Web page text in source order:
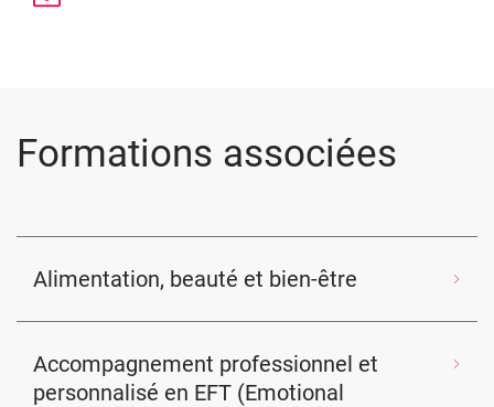
Formations associées
Alimentation, beauté et bien-être
Accompagnement professionnel et
personnalisé en EFT (Emotional